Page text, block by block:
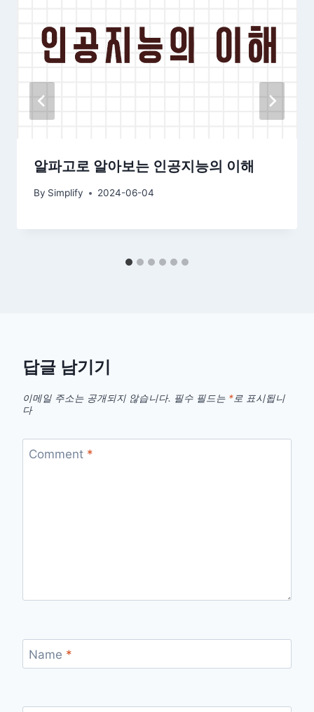
알파고로 알아보는 인공지능의 이해
By Simplify 2024-06-04
답글 남기기
이메일 주소는 공개되지 않습니다. 필수 필드는 *로 표시됩니
다
Comment *
Name *